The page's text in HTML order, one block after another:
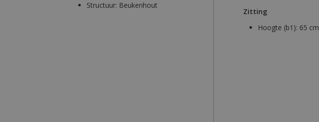
Structuur: Beukenhout
Zitting
Hoogte (b1): 65 cm